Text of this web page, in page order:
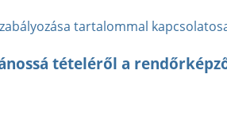
tartalommal
tételéről a